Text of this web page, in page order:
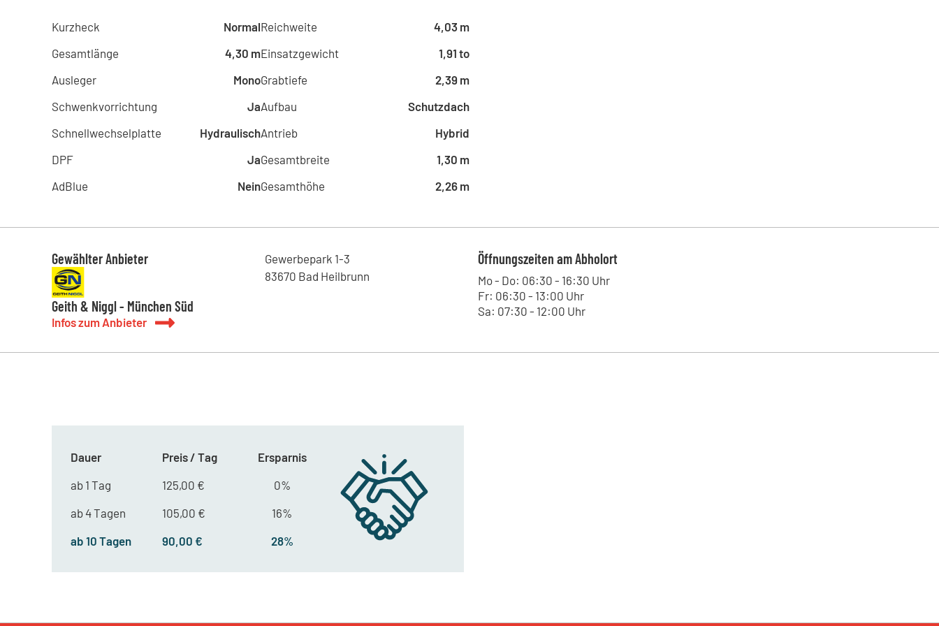
Leipziger Straße 11, 06749 - Bitterfeld-Wolfen , DE
Kohrmann Baumaschinen - Halle
Lieskauer Straße 4, 06120 - Halle (Saale) , DE
Kohrmann Baumaschinen - Leipzig
Kurzheck
Normal
Gesamtlänge
4,30 m
Ausleger
Mono
Schwenkvorrichtung
Ja
Schnellwechselplatte
Hydraulisch
DPF
Ja
AdBlue
Nein
Reichweite
4,03 m
Einsatzgewicht
1,91 to
Grabtiefe
2,39 m
Aufbau
Schutzdach
Antrieb
Hybrid
Gesamtbreite
1,30 m
Gesamthöhe
2,26 m
Gewählter Anbieter
Geith & Niggl - München Süd
Infos zum Anbieter
Gewerbepark 1-3
83670 Bad Heilbrunn
Öffnungszeiten am Abholort
Mo - Do: 06:30 - 16:30 Uhr
Fr: 06:30 - 13:00 Uhr
Sa: 07:30 - 12:00 Uhr
Dauer Preis / Tag
Ersparnis
ab 1 Tag
125,00 €
0%
ab 4 Tagen
105,00 €
16%
ab 10 Tagen
90,00 € 28%